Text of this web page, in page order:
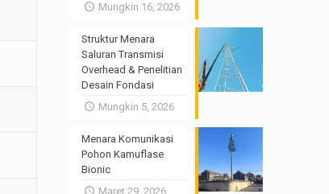
Mungkin 16, 2026
Struktur Menara
Saluran Transmisi
Overhead & Penelitian
Desain Fondasi
Mungkin 5, 2026
Menara Komunikasi
Pohon Kamuflase
Bionic
Maret 29, 2026